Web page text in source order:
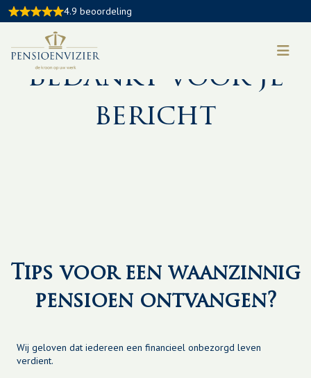
4.9 beoordeling
Bedankt voor je
bericht
Tips voor een waanzinnig
pensioen ontvangen?
Wij geloven dat iedereen een financieel onbezorgd leven
verdient.